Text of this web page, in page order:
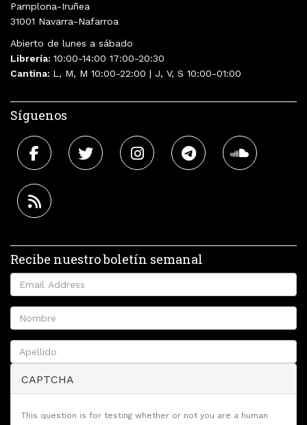
Pamplona-Iruñea
31001 Navarra-Nafarroa
Abierto de lunes a sábado
Librería: 10:00-14:00 17:00-20:30
Cantina: L, M, M 10:00-22:00 | J, V, S 10:00-01:00
Síguenos
Recibe nuestro boletín semanal
CAPTCHA
This question is for testing whether or not you are a human